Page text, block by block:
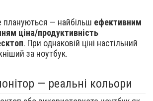
плануються — найбільш ефективним
ціна/продуктивність
. При однаковій ціні настільний
за ноутбук.
— реальні кольори